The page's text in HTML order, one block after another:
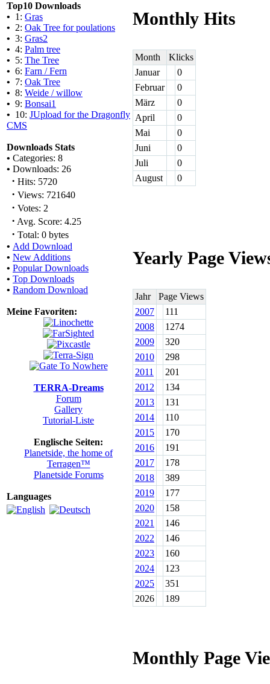
Top10 Downloads
• 1: Gras
• 2: Oak Tree for poulations
• 3: Gras2
• 4: Palm tree
• 5: The Tree
• 6: Farn / Fern
• 7: Oak Tree
• 8: Weide / willow
• 9: Bonsai1
• 10: JUpload for the Dragonfly
CMS
Downloads Stats
• Categories: 8
• Downloads: 26
· Hits: 5720
· Views: 721640
· Votes: 2
· Avg. Score: 4.25
· Total: 0 bytes
• Add Download
• New Additions
• Popular Downloads
• Top Downloads
• Random Download
Meine Favoriten:
TERRA-Dreams
Forum
Gallery
Tutorial-Liste
Englische Seiten:
Planetside, the home of
Terragen™
Planetside Forums
Languages
Monthly Hits
Month
Klicks
Januar
0
Februar
0
März
0
April
0
Mai
0
Juni
0
Juli
0
August
0
Yearly Page
Jahr
Page Views
2007
111
2008
1274
2009
320
2010
298
2011
201
2012
134
2013
131
2014
110
2015
170
2016
191
2017
178
2018
389
2019
177
2020
158
2021
146
2022
146
2023
160
2024
123
2025
351
2026
189
Monthly Page